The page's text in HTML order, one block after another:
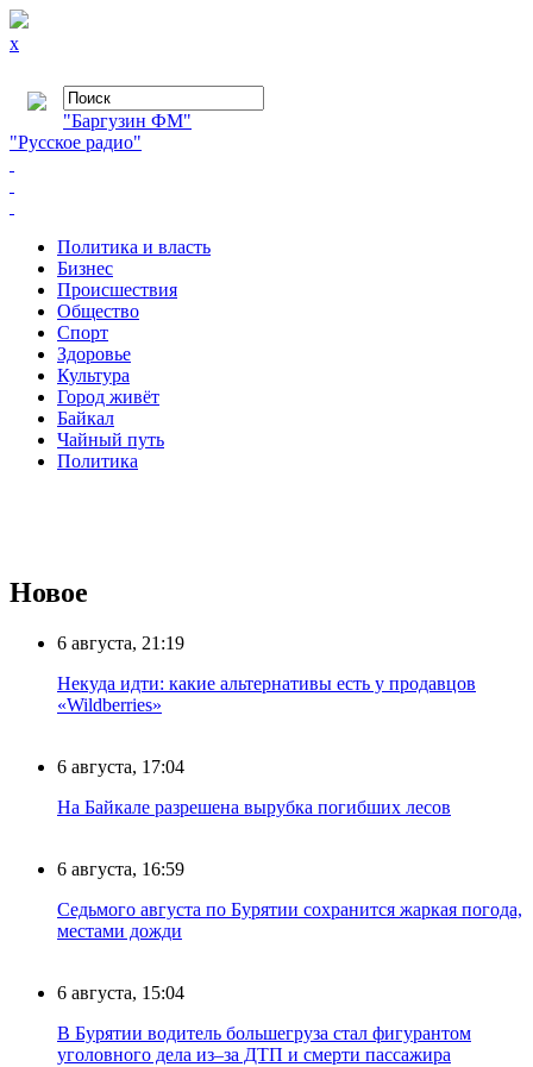
x
"Баргузин ФМ"
"Русское радио"
Политика и власть
Бизнес
Происшествия
Общество
Cпорт
Здоровье
Культура
Город живёт
Байкал
Чайный путь
Политика
Новое
6 августа, 21:19
Некуда идти: какие альтернативы есть у продавцов
«Wildberries»
6 августа, 17:04
На Байкале разрешена вырубка погибших лесов
6 августа, 16:59
Седьмого августа по Бурятии сохранится жаркая погода,
местами дожди
6 августа, 15:04
В Бурятии водитель большегруза стал фигурантом
уголовного дела из–за ДТП и смерти пассажира